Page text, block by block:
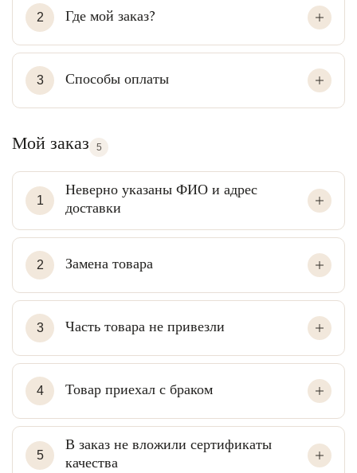
2 Где мой заказ?
3 Способы оплаты
Мой заказ 5
1
Неверно указаны ФИО и адрес
доставки
2 Замена товара
3 Часть товара не привезли
4 Товар приехал с браком
5
В заказ не вложили сертификаты
качества